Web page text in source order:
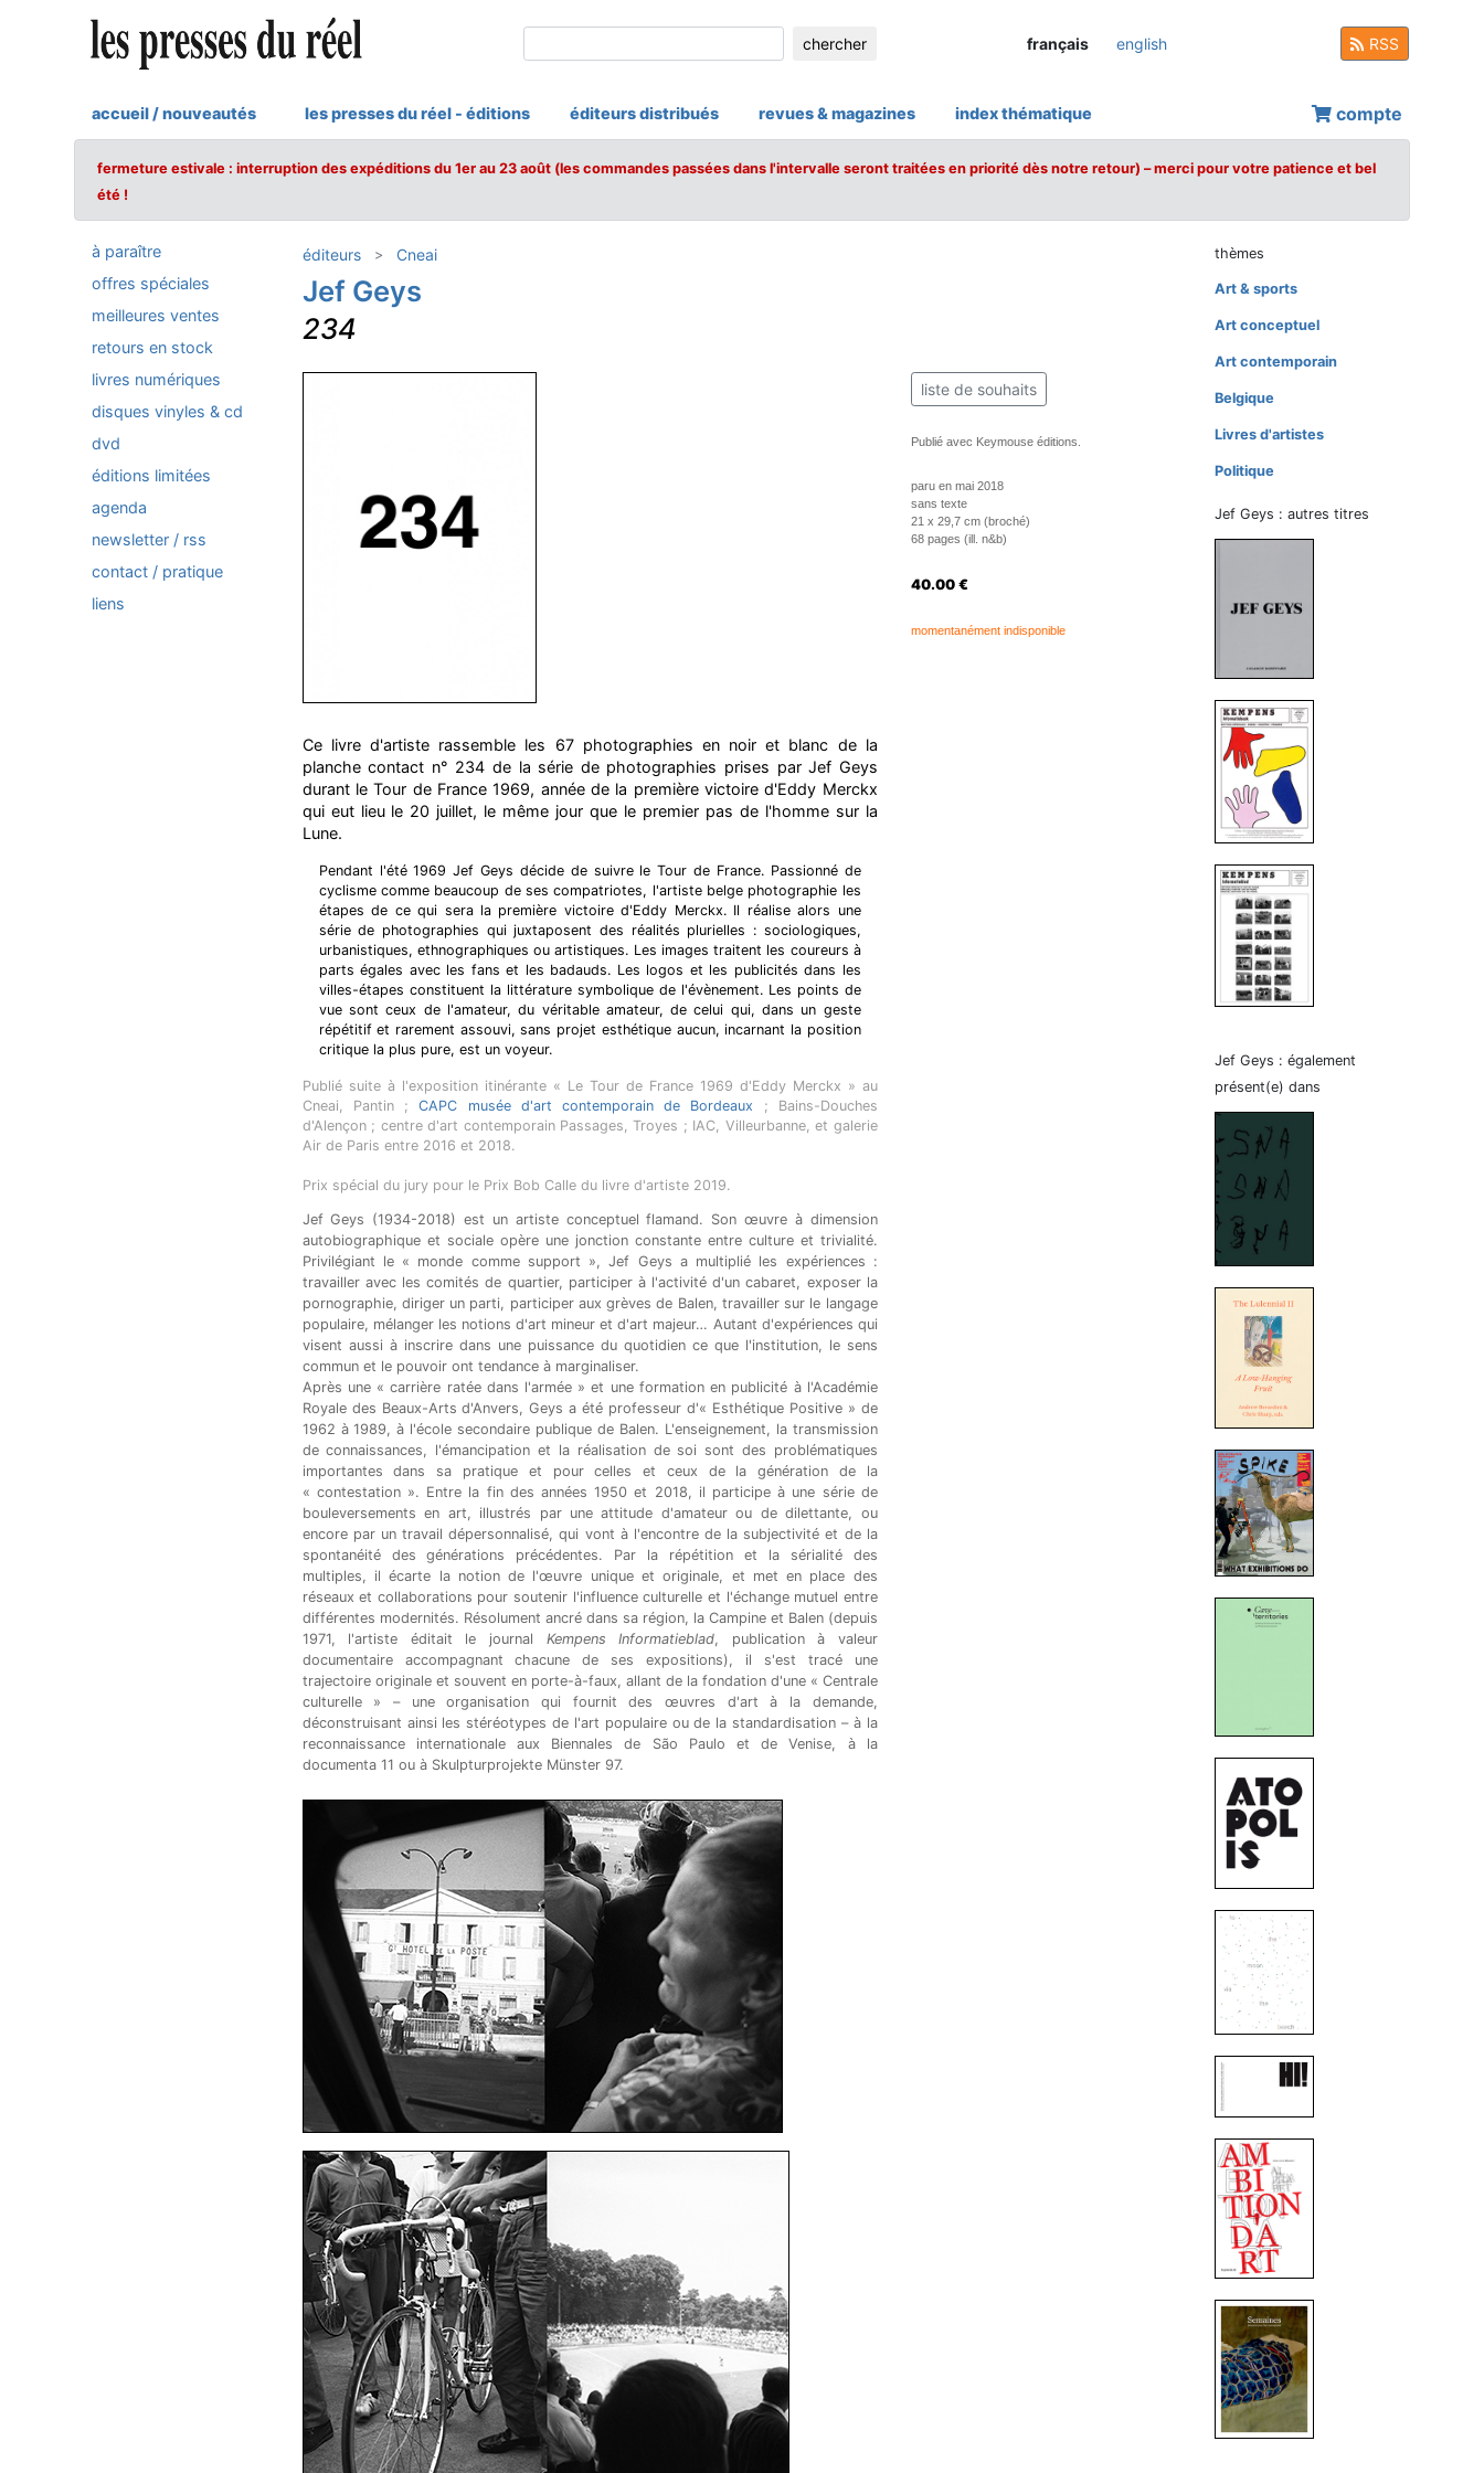
chercher français english RSS
accueil / nouveautés les presses du réel - éditions éditeurs distribués revues & magazines index thématique compte
fermeture estivale : interruption des expéditions du 1er au 23 août (les commandes passées dans l'intervalle seront traitées en priorité dès notre retour) – merci pour votre patience et bel
été !
à paraître
offres spéciales
meilleures ventes
retours en stock
livres numériques
disques vinyles & cd
dvd
éditions limitées
agenda
newsletter / rss
contact / pratique
liens
éditeurs Cneai
Jef Geys
234
Ce livre d'artiste rassemble les 67 photographies en noir et blanc de la
planche contact n° 234 de la série de photographies prises par Jef Geys
durant le Tour de France 1969, année de la première victoire d'Eddy Merckx
qui eut lieu le 20 juillet, le même jour que le premier pas de l'homme sur la
Lune.
Pendant l'été 1969 Jef Geys décide de suivre le Tour de France. Passionné de
cyclisme comme beaucoup de ses compatriotes, l'artiste belge photographie les
étapes de ce qui sera la première victoire d'Eddy Merckx. Il réalise alors une
série de photographies qui juxtaposent des réalités plurielles : sociologiques,
urbanistiques, ethnographiques ou artistiques. Les images traitent les coureurs à
parts égales avec les fans et les badauds. Les logos et les publicités dans les
villes-étapes constituent la littérature symbolique de l'évènement. Les points de
vue sont ceux de l'amateur, du véritable amateur, de celui qui, dans un geste
répétitif et rarement assouvi, sans projet esthétique aucun, incarnant la position
critique la plus pure, est un voyeur.
Publié suite à l'exposition itinérante « Le Tour de France 1969 d'Eddy Merckx » au
Cneai, Pantin ;CAPC musée d'art contemporain de Bordeaux ; Bains-Douches
d'Alençon ; centre d'art contemporain Passages, Troyes ; IAC, Villeurbanne, et galerie
Air de Paris entre 2016 et 2018.
Prix spécial du jury pour le Prix Bob Calle du livre d'artiste 2019.
Jef Geys (1934-2018)est un artiste conceptuel flamand. Son œuvre à dimension
autobiographique et sociale opère une jonction constante entre culture et trivialité.
Privilégiant le « monde comme support », Jef Geys a multiplié les expériences :
travailler avec les comités de quartier, participer à l'activité d'un cabaret, exposer la
pornographie, diriger un parti, participer aux grèves de Balen, travailler sur le langage
populaire, mélanger les notions d'art mineur et d'art majeur… Autant d'expériences qui
visent aussi à inscrire dans une puissance du quotidien ce que l'institution, le sens
commun et le pouvoir ont tendance à marginaliser.
Après une « carrière ratée dans l'armée » et une formation en publicité à l'Académie
Royale des Beaux-Arts d'Anvers, Geys a été professeur d'« Esthétique Positive » de
1962 à 1989, à l'école secondaire publique de Balen. L'enseignement, la transmission
de connaissances, l'émancipation et la réalisation de soi sont des problématiques
importantes dans sa pratique et pour celles et ceux de la génération de la
« contestation ». Entre la fin des années 1950 et 2018, il participe à une série de
bouleversements en art, illustrés par une attitude d'amateur ou de dilettante, ou
encore par un travail dépersonnalisé, qui vont à l'encontre de la subjectivité et de la
spontanéité des générations précédentes. Par la répétition et la sérialité des
multiples, il écarte la notion de l'œuvre unique et originale, et met en place des
réseaux et collaborations pour soutenir l'influence culturelle et l'échange mutuel entre
différentes modernités. Résolument ancré dans sa région, la Campine et Balen (depuis
1971, l'artiste éditait le journal Kempens Informatieblad, publication à valeur
documentaire accompagnant chacune de ses expositions), il s'est tracé une
trajectoire originale et souvent en porte-à-faux, allant de la fondation d'une « Centrale
culturelle » – une organisation qui fournit des œuvres d'art à la demande,
déconstruisant ainsi les stéréotypes de l'art populaire ou de la standardisation – à la
reconnaissance internationale aux Biennales de São Paulo et de Venise, à la
documenta 11 ou à Skulpturprojekte Münster 97.
liste de souhaits
Publié avec Keymouse éditions.
paru en mai 2018
sans texte
21 x 29,7 cm (broché)
68 pages (ill. n&b)
40.00 €
momentanément indisponible
thèmes
Art & sports
Art conceptuel
Art contemporain
Belgique
Livres d'artistes
Politique
Jef Geys : autres titres
Jef Geys : également
présent(e) dans